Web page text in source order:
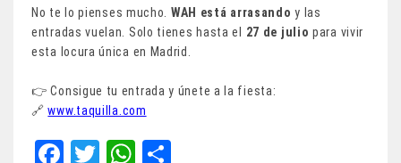
No te lo pienses mucho. WAH está arrasando y las
entradas vuelan. Solo tienes hasta el 27 de julio para vivir
esta locura única en Madrid.
👉 Consigue tu entrada y únete a la fiesta:
🔗www.taquilla.com
Fa T
W